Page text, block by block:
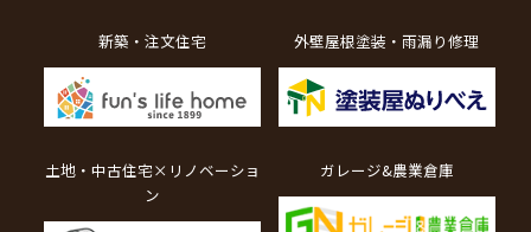
新築・注文住宅 外壁屋根塗装・雨漏り修理
土地・中古住宅×リノベーショ
ン
ガレージ&農業倉庫